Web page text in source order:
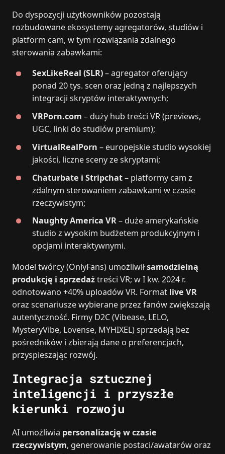
Do dyspozycji użytkowników pozostają
rozbudowane ekosystemy agregatorów, studiów i
platform cam, w tym rozwiązania zdalnego
sterowania zabawkami:
SexLikeReal (SLR)– agregator oferujący
ponad 20 tys. scen oraz jedną z najlepszych
integracji skryptów interaktywnych;
VRPorn.com – duży hub treści VR (previews,
UGC, linki do studiów premium);
VirtualRealPorn – europejskie studio wysokiej
jakości, liczne sceny ze skryptami;
Chaturbate i Stripchat– platformy cam z
zdalnym sterowaniem zabawkami w czasie
rzeczywistym;
Naughty America VR– duże amerykańskie
studio z wysokim budżetem produkcyjnym i
opcjami interaktywnymi.
Model twórcy (OnlyFans) umożliwiłsamodzielną
produkcję i sprzedażtreści VR; w I kw. 2024 r.
odnotowano +40% uploadów VR. Format live VR
oraz scenariusze wybierane przez fanów zwiększają
autentyczność. Firmy D2C (Vibease, LELO,
MysteryVibe, Lovense, MYHIXEL) sprzedają bez
pośredników i zbierają dane o preferencjach,
przyspieszając rozwój.
Integracja sztucznej
inteligencji i przyszłe
kierunki rozwoju
AI umożliwia personalizację w czasie
rzeczywistym, generowanie postaci/awatarów oraz